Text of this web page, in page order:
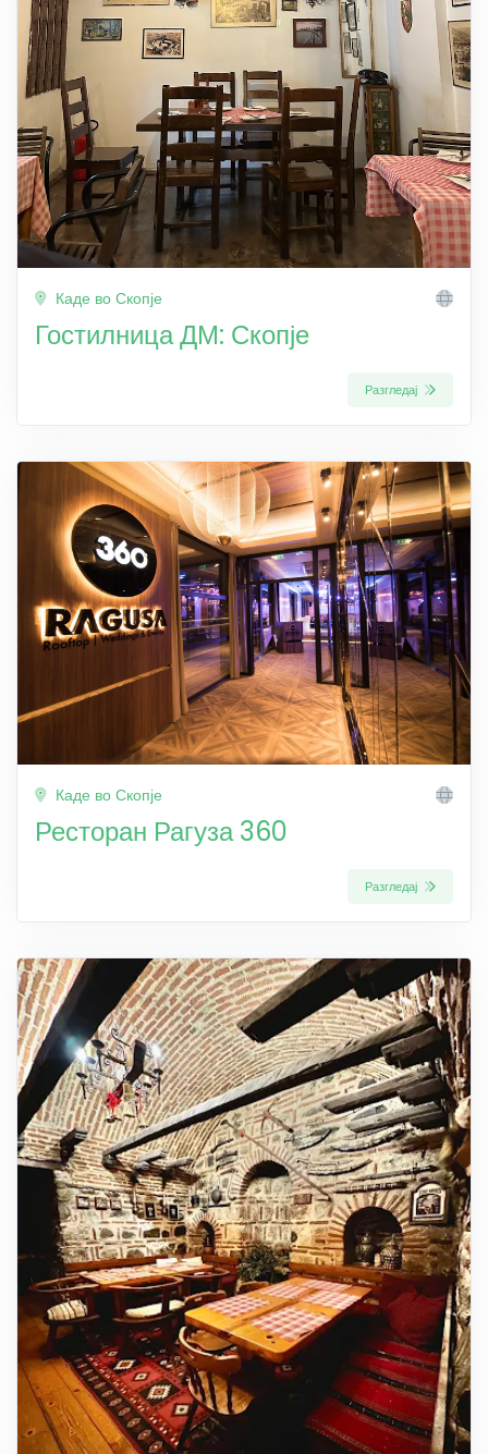
Каде во Скопје
Гостилница ДМ: Скопје
Разгледај
Каде во Скопје
Ресторан Рагуза 360
Разгледај